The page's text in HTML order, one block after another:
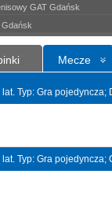
GAT Gdańsk
Mecze
Typ: Gra pojedyncza;
Typ: Gra pojedyncza;